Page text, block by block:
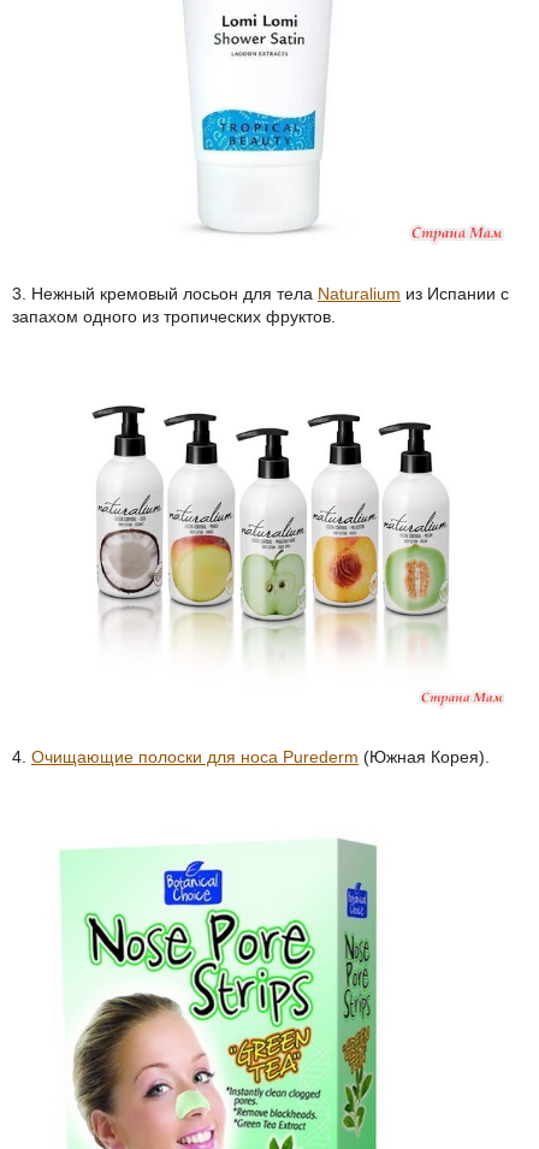
3. Нежный кремовый лосьон для тела Naturalium из Испании с
запахом одного из тропических фруктов.
4. Очищающие полоски для носа Purederm (Южная Корея).